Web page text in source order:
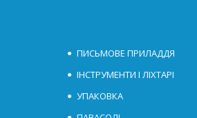
ПИСЬМОВЕ ПРИЛАДДЯ
ІНСТРУМЕНТИ І ЛІХТАРІ
УПАКОВКА